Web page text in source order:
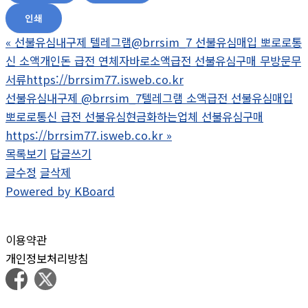
인쇄
« 선불유심내구제 텔레그램@brrsim_7 선불유심매입 뽀로로통
신 소액개인돈 급전 연체자바로소액급전 선불유심구매 무방문무
서류https://brrsim77.isweb.co.kr
선불유심내구제 @brrsim_7텔레그램 소액급전 선불유심매입
뽀로로통신 급전 선불유심현금화하는업체 선불유심구매
https://brrsim77.isweb.co.kr »
목록보기 답글쓰기
글수정 글삭제
Powered by KBoard
이용약관
개인정보처리방침